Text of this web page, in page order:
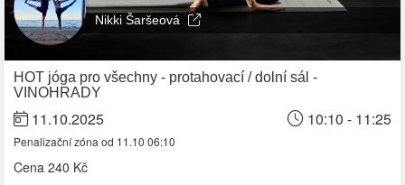
Nikki Šaršeová
HOT jóga pro všechny - protahovací / dolní sál -
VINOHRADY
11.10.2025 10:10 - 11:25
Penalizační zóna od 11.10 06:10
Cena 240 Kč